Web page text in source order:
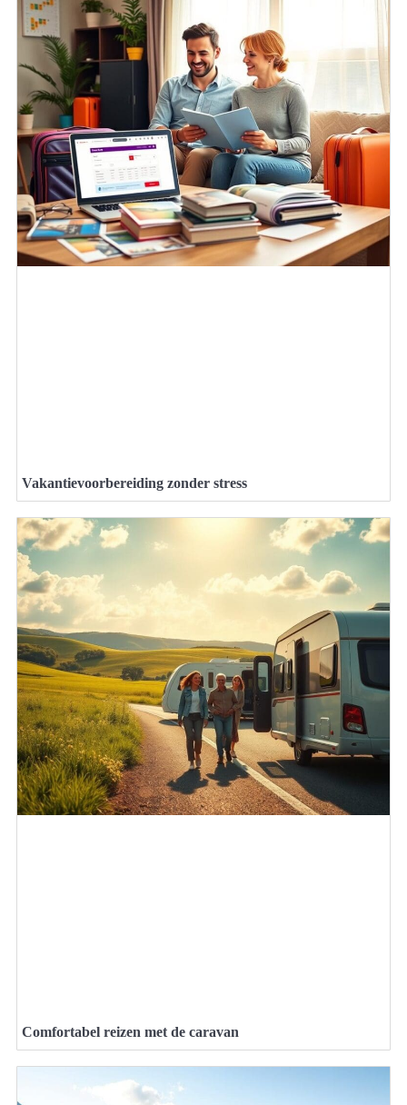
Vakantievoorbereiding zonder stress
Comfortabel reizen met de caravan